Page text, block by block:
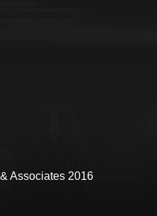
Associates 2016